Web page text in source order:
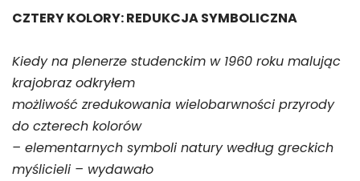
CZTERY KOLORY:REDUKCJA SYMBOLICZNA
Kiedy na plenerze studenckim w 1960 roku malując
krajobraz odkryłem
możliwość zredukowania wielobarwności przyrody
do czterech kolorów
– elementarnych symboli natury według greckich
myślicieli – wydawało